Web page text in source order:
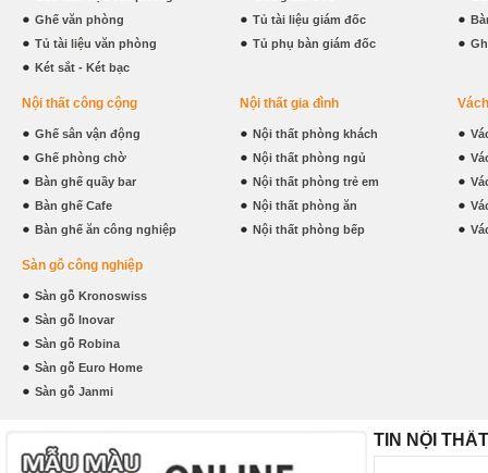
Ghế văn phòng
Tủ tài liệu văn phòng
Két sắt - Két bạc
Tủ tài liệu giám đốc
Tủ phụ bàn giám đốc
Nội thất công cộng
Ghế sân vận động
Ghế phòng chờ
Bàn ghế quầy bar
Bàn ghế Cafe
Bàn ghế ăn công nghiệp
Nội thất gia đình
Nội thất phòng khách
Nội thất phòng ngủ
Nội thất phòng trẻ em
Nội thất phòng ăn
Nội thất phòng bếp
Sàn gỗ công nghiệp
Sàn gỗ Kronoswiss
Sàn gỗ Inovar
Sàn gỗ Robina
Sàn gỗ Euro Home
Sàn gỗ Janmi
TIN NỘI